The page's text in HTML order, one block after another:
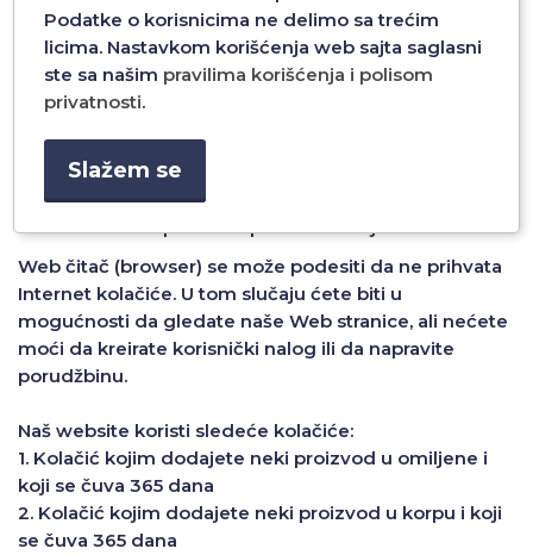
Korišćenje Internet kolačića (Cookies)
Internet kolačić je mala datoteka koju Web stranica ili
e-mail poruka šalje Vašem Internet čitaču, koji ga
onda može sačuvati na Vašem hard disku. Oni
omogućavaju čuvanje informacija o Vašim
podešavanjima i sesijama i dozvoljava pristup Web
stranicama bez ponovne personalizacije.
Web čitač (browser) se može podesiti da ne prihvata
Internet kolačiće. U tom slučaju ćete biti u
mogućnosti da gledate naše Web stranice, ali nećete
moći da kreirate korisnički nalog ili da napravite
porudžbinu.
Naš website koristi sledeće kolačiće:
1. Kolačić kojim dodajete neki proizvod u omiljene i
koji se čuva 365 dana
2. Kolačić kojim dodajete neki proizvod u korpu i koji
se čuva 365 dana
Podatke o korisnicima ne delimo sa trećim
licima. Nastavkom korišćenja web sajta saglasni
ste sa našim pravilima korišćenja i polisom
privatnosti.
Slažem se